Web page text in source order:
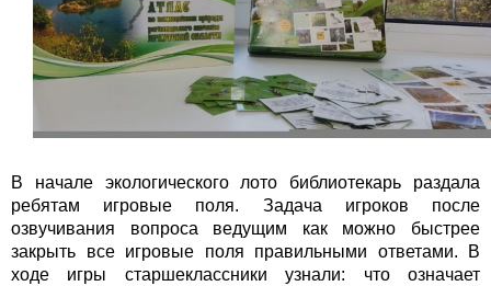
В начале экологического лото библиотекарь раздала
ребятам игровые поля. Задача игроков после
озвучивания вопроса ведущим как можно быстрее
закрыть все игровые поля правильными ответами. В
ходе игры старшеклассники узнали: что означает